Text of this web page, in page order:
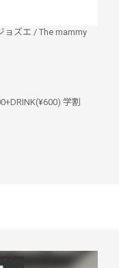
ョズエ / The mammy
学割